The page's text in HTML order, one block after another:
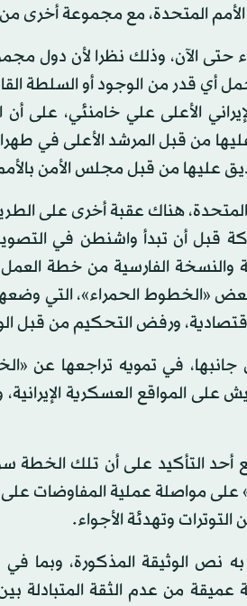
المتحدة، مع مجموعة أخرى من
قدر من الوجود أو السلطة
الأعلى علي خامنئي، على
عليها من قبل مجلس الأمن
المتحدة، هناك عقبة أخرى على
قبل أن تبدأ واشنطن في
والنسخة الفارسية من خطة
«الخطوط الحمراء»، التي وضعها
ورفض التحكيم من قبل
جانبها، في تمويه تراجعها عن
المواقع العسكرية
أحد التأكيد على أن تلك الخطة
مع دول مجموعة «5+1» على مواصلة عملية
وتهدئة الأجواء.
نص الوثيقة المذكورة، وبما
عميقة من عدم الثقة